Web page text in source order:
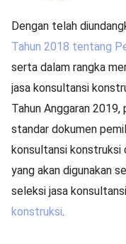
Dengan telah
Tahun 2018 tentang
serta dalam rangka
jasa konsultansi
Tahun Anggaran
standar dokumen
konsultansi konstruksi
yang akan digunakan
seleksi jasa
konstruksi.